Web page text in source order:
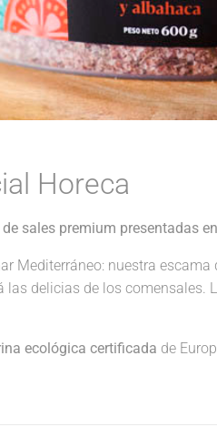
Horeca
sales premium presentadas
Mediterráneo: nuestra
delicias de los comensales.
ecológica certificada de